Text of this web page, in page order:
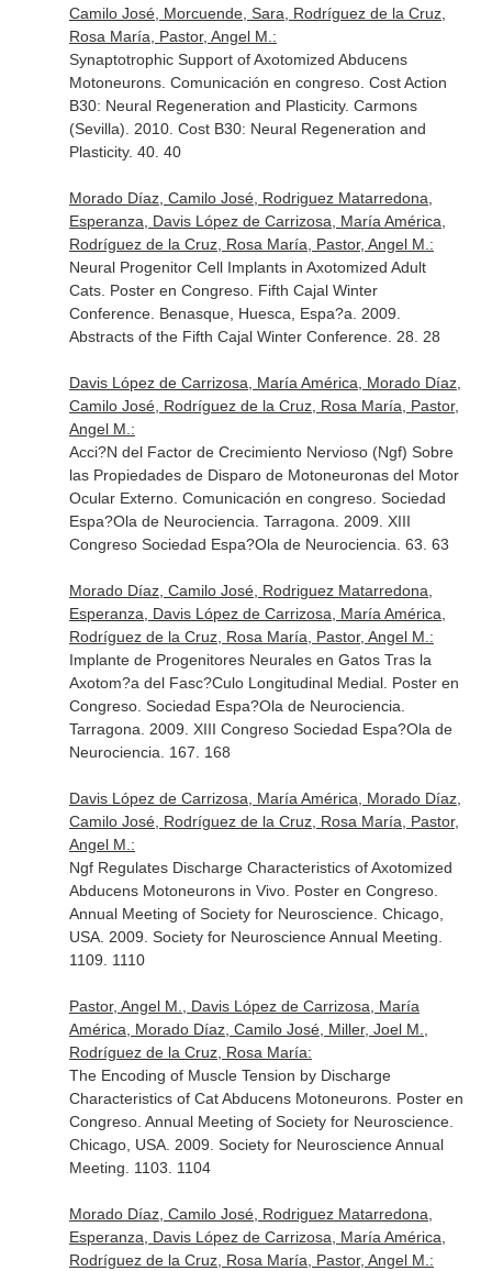
Camilo José, Morcuende, Sara, Rodríguez de la Cruz,
Rosa María, Pastor, Angel M.:
Synaptotrophic Support of Axotomized Abducens
Motoneurons. Comunicación en congreso. Cost Action
B30: Neural Regeneration and Plasticity. Carmons
(Sevilla). 2010. Cost B30: Neural Regeneration and
Plasticity. 40. 40
Morado Díaz, Camilo José, Rodriguez Matarredona,
Esperanza, Davis López de Carrizosa, María América,
Rodríguez de la Cruz, Rosa María, Pastor, Angel M.:
Neural Progenitor Cell Implants in Axotomized Adult
Cats. Poster en Congreso. Fifth Cajal Winter
Conference. Benasque, Huesca, Espa?a. 2009.
Abstracts of the Fifth Cajal Winter Conference. 28. 28
Davis López de Carrizosa, María América, Morado Díaz,
Camilo José, Rodríguez de la Cruz, Rosa María, Pastor,
Angel M.:
Acci?N del Factor de Crecimiento Nervioso (Ngf) Sobre
las Propiedades de Disparo de Motoneuronas del Motor
Ocular Externo. Comunicación en congreso. Sociedad
Espa?Ola de Neurociencia. Tarragona. 2009. XIII
Congreso Sociedad Espa?Ola de Neurociencia. 63. 63
Morado Díaz, Camilo José, Rodriguez Matarredona,
Esperanza, Davis López de Carrizosa, María América,
Rodríguez de la Cruz, Rosa María, Pastor, Angel M.:
Implante de Progenitores Neurales en Gatos Tras la
Axotom?a del Fasc?Culo Longitudinal Medial. Poster en
Congreso. Sociedad Espa?Ola de Neurociencia.
Tarragona. 2009. XIII Congreso Sociedad Espa?Ola de
Neurociencia. 167. 168
Davis López de Carrizosa, María América, Morado Díaz,
Camilo José, Rodríguez de la Cruz, Rosa María, Pastor,
Angel M.:
Ngf Regulates Discharge Characteristics of Axotomized
Abducens Motoneurons in Vivo. Poster en Congreso.
Annual Meeting of Society for Neuroscience. Chicago,
USA. 2009. Society for Neuroscience Annual Meeting.
1109. 1110
Pastor, Angel M., Davis López de Carrizosa, María
América, Morado Díaz, Camilo José, Miller, Joel M.,
Rodríguez de la Cruz, Rosa María:
The Encoding of Muscle Tension by Discharge
Characteristics of Cat Abducens Motoneurons. Poster en
Congreso. Annual Meeting of Society for Neuroscience.
Chicago, USA. 2009. Society for Neuroscience Annual
Meeting. 1103. 1104
Morado Díaz, Camilo José, Rodriguez Matarredona,
Esperanza, Davis López de Carrizosa, María América,
Rodríguez de la Cruz, Rosa María, Pastor, Angel M.: